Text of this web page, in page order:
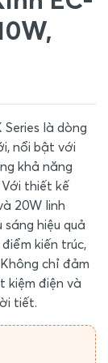
là dòng
nổi bật với
khả năng
thiết kế
20W linh
hiệu quả
kiến trúc,
chỉ đảm
kiệm điện và
tiết.